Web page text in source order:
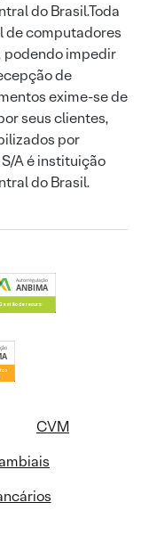
do Brasil.Toda
de computadores
podendo impedir
de
exime-se de
seus clientes,
por
A é instituição
do Brasil.
CVM